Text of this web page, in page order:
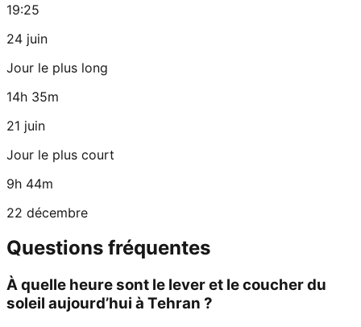
19:25
24 juin
Jour le plus long
14h 35m
21 juin
Jour le plus court
9h 44m
22 décembre
Questions fréquentes
À quelle heure sont le lever et le coucher du
soleil aujourd’hui à Tehran ?